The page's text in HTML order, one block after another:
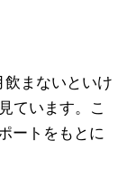
飲まないといけ
ています。こ
ートをもとに